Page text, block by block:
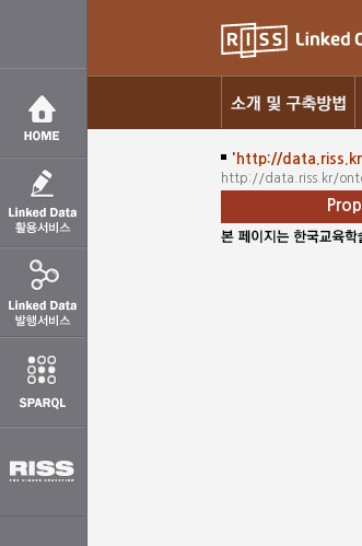
'http://
http://data.riss.kr/